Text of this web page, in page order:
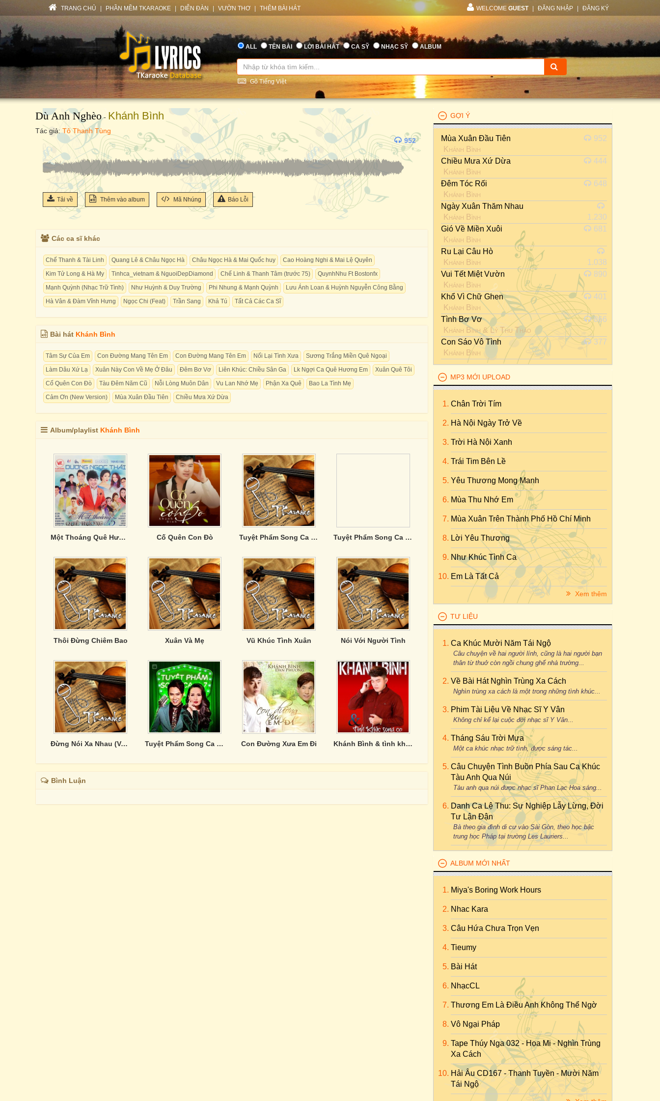
TRANG CHỦ PHẦN MỀM TKARAOKE DIỄN ĐÀN VƯỜN THƠ THÊM BÀI HÁT WELCOME GUEST ĐĂNG NHẬP ĐĂNG KÝ
ALL TÊN BÀI LỜI BÀI HÁT CA SỸ NHẠC SỸ ALBUM
Gõ Tiếng Việt
Dù Anh Nghèo- Khánh Bình
Tác giả: Tô Thanh Tùng
952
Tải về Thêm vào album Mã Nhúng Báo Lỗi
Các ca sĩ khác
Chế Thanh & Tài Linh Quang Lê & Châu Ngọc Hà Châu Ngọc Hà & Mai Quốc huy
Cao Hoàng Nghi & Mai Lệ Quyên
Kim Tử Long & Hà My
Tinhca_vietnam & NguoiDepDiamond Chế Linh & Thanh Tâm (trước 75)
QuynhNhu Ft Bostonfx
Mạnh Quỳnh (Nhạc Trữ Tình)
Như Huỳnh & Duy Trường Phi Nhung & Mạnh Quỳnh
Lưu Ánh Loan & Huỳnh Nguyễn Công Bằng
Hà Vân & Đàm Vĩnh Hưng
Ngọc Chi (Feat) Trần Sang Khả Tú Tất Cả Các Ca Sĩ
Bài hát Khánh Bình
Tâm Sự Của Em Con Đường Mang Tên Em Con Đường Mang Tên Em Nối Lại Tình Xưa
Sương Trắng Miền Quê Ngoại
Làm Dâu Xứ Lạ
Xuân Này Con Về Mẹ Ở Đâu Đêm Bơ Vơ Liên Khúc: Chiều Sân Ga Lk Ngợi Ca Quê Hương Em
Xuân Quê Tôi
Cố Quên Con Đò
Tàu Đêm Năm Cũ Nỗi Lòng Muôn Dân Vu Lan Nhớ Mẹ Phận Xa Quê
Bao La Tình Mẹ
Cảm Ơn (New Version)
Mùa Xuân Đầu Tiên Chiều Mưa Xứ Dừa
Album/playlist Khánh Bình
Một Thoáng Quê Hương 5- CD2 Cố Quên Con Đò Tuyệt Phẩm Song Ca Nhạc Trữ Tình (Vol. 8) Tuyệt Phẩm Song Ca Trữ Tình (Vol. 5)
Thôi Đừng Chiêm Bao Xuân Và Mẹ Vũ Khúc Tình Xuân Nói Với Người Tình
Đừng Nói Xa Nhau (Vol. 1) Tuyệt Phẩm Song Ca Nhạc Trữ Tình (Vol. 7) Con Đường Xưa Em Đi Khánh Bình & tình khúc song ca
Bình Luận
GỢI Ý
Mùa Xuân Đầu Tiên
Khánh Bình
952
Chiều Mưa Xứ Dừa
Khánh Bình
444
Đêm Tóc Rối
Khánh Bình
648
Ngày Xuân Thăm Nhau
Khánh Bình
1.230
Gió Về Miền Xuôi
Khánh Bình
681
Ru Lại Câu Hò
Khánh Bình
1.038
Vui Tết Miệt Vườn
Khánh Bình
890
Khổ Vì Chữ Ghen
Khánh Bình
401
Tình Bơ Vơ
Khánh Bình & Lý Thu Thảo
866
Con Sáo Vô Tình
Khánh Bình
377
MP3 MỚI UPLOAD
Chân Trời Tím
Hà Nội Ngày Trở Về
Trời Hà Nội Xanh
Trái Tim Bên Lề
Yêu Thương Mong Manh
Mùa Thu Nhớ Em
Mùa Xuân Trên Thành Phố Hồ Chí Minh
Lời Yêu Thương
Như Khúc Tình Ca
Em Là Tất Cả
Xem thêm
TƯ LIỆU
Ca Khúc Mười Năm Tái Ngộ
Câu chuyện về hai người lính, cũng là hai người bạn
thân từ thuở còn ngồi chung ghế nhà trường...
Về Bài Hát Nghìn Trùng Xa Cách
Nghìn trùng xa cách là một trong những tình khúc...
Phim Tài Liệu Về Nhạc Sĩ Y Vân
Không chỉ kể lại cuộc đời nhạc sĩ Y Vân...
Tháng Sáu Trời Mưa
Một ca khúc nhạc trữ tình, được sáng tác...
Câu Chuyện Tình Buồn Phía Sau Ca Khúc
Tàu Anh Qua Núi
Tàu anh qua núi được nhạc sĩ Phan Lạc Hoa sáng...
Danh Ca Lệ Thu: Sự Nghiệp Lẫy Lừng, Đời
Tư Lận Đận
Bà theo gia đình di cư vào Sài Gòn, theo học bậc
trung học Pháp tại trường Les Lauriers...
ALBUM MỚI NHẤT
Miya's Boring Work Hours
Nhac Kara
Câu Hứa Chưa Trọn Vẹn
Tieumy
Bài Hát
NhạcCL
Thương Em Là Điều Anh Không Thể Ngờ
Vô Ngại Pháp
Tape Thúy Nga 032 - Họa Mi - Nghìn Trùng
Xa Cách
Hải Âu CD167 - Thanh Tuyền - Mười Năm
Tái Ngộ